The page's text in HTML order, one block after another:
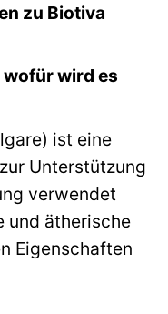
zu Biotiva
wofür wird es
ist eine
Unterstützung
verwendet
und ätherische
Eigenschaften